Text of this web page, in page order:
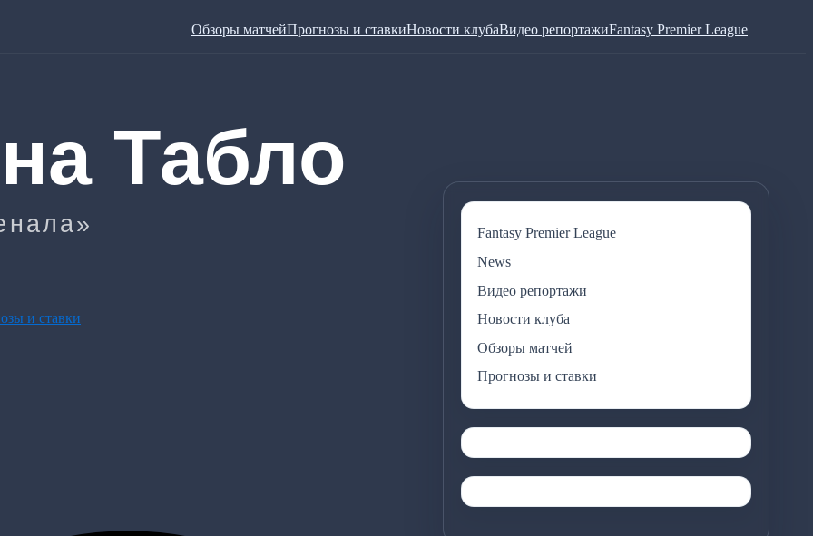
Обзоры матчейПрогнозы и ставкиНовости клубаВидео репортажиFantasy Premier League
и ставки
Fantasy Premier League
News
Видео репортажи
Новости клуба
Обзоры матчей
Прогнозы и ставки